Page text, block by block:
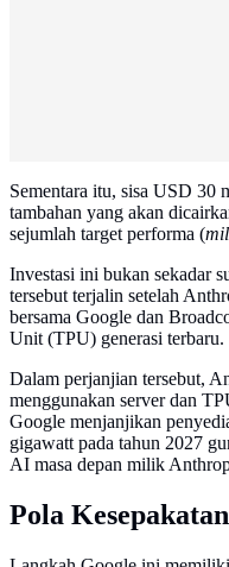
Sementara itu, sisa USD 30
tambahan yang akan
sejumlah target performa (
Investasi ini bukan sekadar
tersebut terjalin setelah
bersama Google dan
Unit (TPU) generasi terbaru.
Dalam perjanjian tersebut,
menggunakan server dan
Google menjanjikan
gigawatt pada tahun 2027
AI masa depan milik
Pola